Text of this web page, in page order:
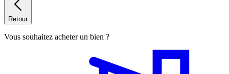
Retour
Vous souhaitez acheter un bien ?